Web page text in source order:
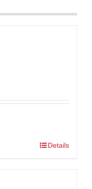
Details